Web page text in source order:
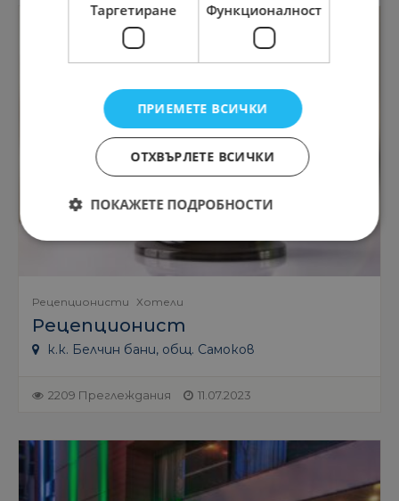
Рецепционисти Хотели
Рецепционист
к.к. Белчин бани, общ. Самоков
2209 Преглеждания 11.07.2023
Таргетиране Функционалност
ПРИЕМЕТЕ ВСИЧКИ
ОТХВЪРЛЕТЕ ВСИЧКИ
ПОКАЖЕТЕ ПОДРОБНОСТИ